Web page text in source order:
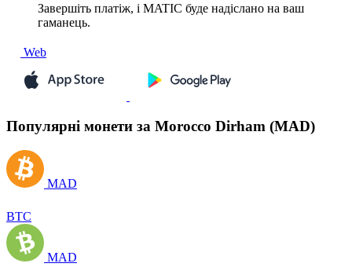
Завершіть платіж, і MATIC буде надіслано на ваш
гаманець.
Web
Популярні монети за Morocco Dirham (MAD)
MAD
BTC
MAD